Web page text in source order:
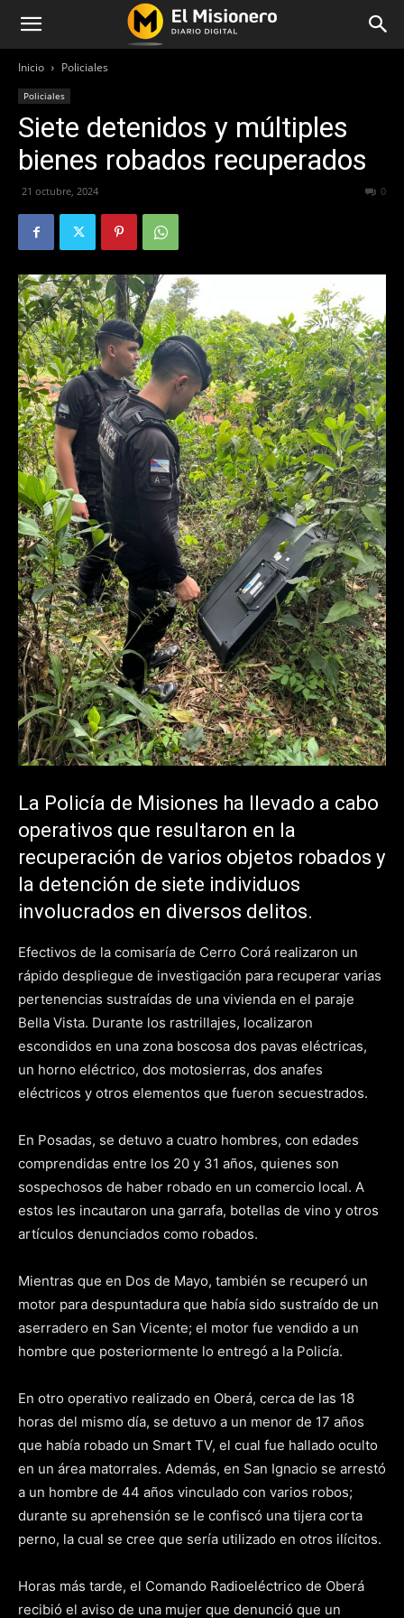
Inicio Policiales
Policiales
Siete detenidos y múltiples
bienes robados recuperados
21 octubre, 2024 0
La Policía de Misiones ha llevado a cabo
operativos que resultaron en la
recuperación de varios objetos robados y
la detención de siete individuos
involucrados en diversos delitos.
Efectivos de la comisaría de Cerro Corá realizaron un
rápido despliegue de investigación para recuperar varias
pertenencias sustraídas de una vivienda en el paraje
Bella Vista. Durante los rastrillajes, localizaron
escondidos en una zona boscosa dos pavas eléctricas,
un horno eléctrico, dos motosierras, dos anafes
eléctricos y otros elementos que fueron secuestrados.
En Posadas, se detuvo a cuatro hombres, con edades
comprendidas entre los 20 y 31 años, quienes son
sospechosos de haber robado en un comercio local. A
estos les incautaron una garrafa, botellas de vino y otros
artículos denunciados como robados.
Mientras que en Dos de Mayo, también se recuperó un
motor para despuntadura que había sido sustraído de un
aserradero en San Vicente; el motor fue vendido a un
hombre que posteriormente lo entregó a la Policía.
En otro operativo realizado en Oberá, cerca de las 18
horas del mismo día, se detuvo a un menor de 17 años
que había robado un Smart TV, el cual fue hallado oculto
en un área matorrales. Además, en San Ignacio se arrestó
a un hombre de 44 años vinculado con varios robos;
durante su aprehensión se le confiscó una tijera corta
perno, la cual se cree que sería utilizado en otros ilícitos.
Horas más tarde, el Comando Radioeléctrico de Oberá
recibió el aviso de una mujer que denunció que un